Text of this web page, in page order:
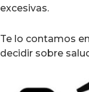
excesivas.
Te lo contamos en
decidir sobre